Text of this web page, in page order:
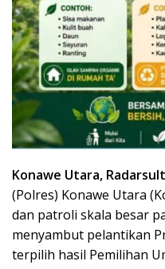
Konawe Utara,
(Polres) Konawe Utara
dan patroli skala besar
menyambut pelantikan
terpilih hasil Pemilihan